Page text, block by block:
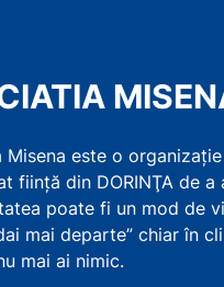
Misena este o
fiinţă din DORINŢA de a
poate fi un mod de
mai departe” chiar în
mai ai nimic.